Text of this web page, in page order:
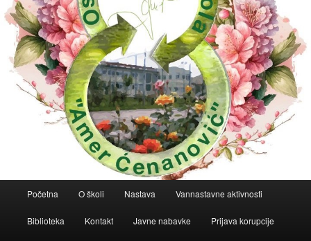
Početna O školi Nastava Vannastavne aktivnosti
Biblioteka Kontakt Javne nabavke Prijava korupcije